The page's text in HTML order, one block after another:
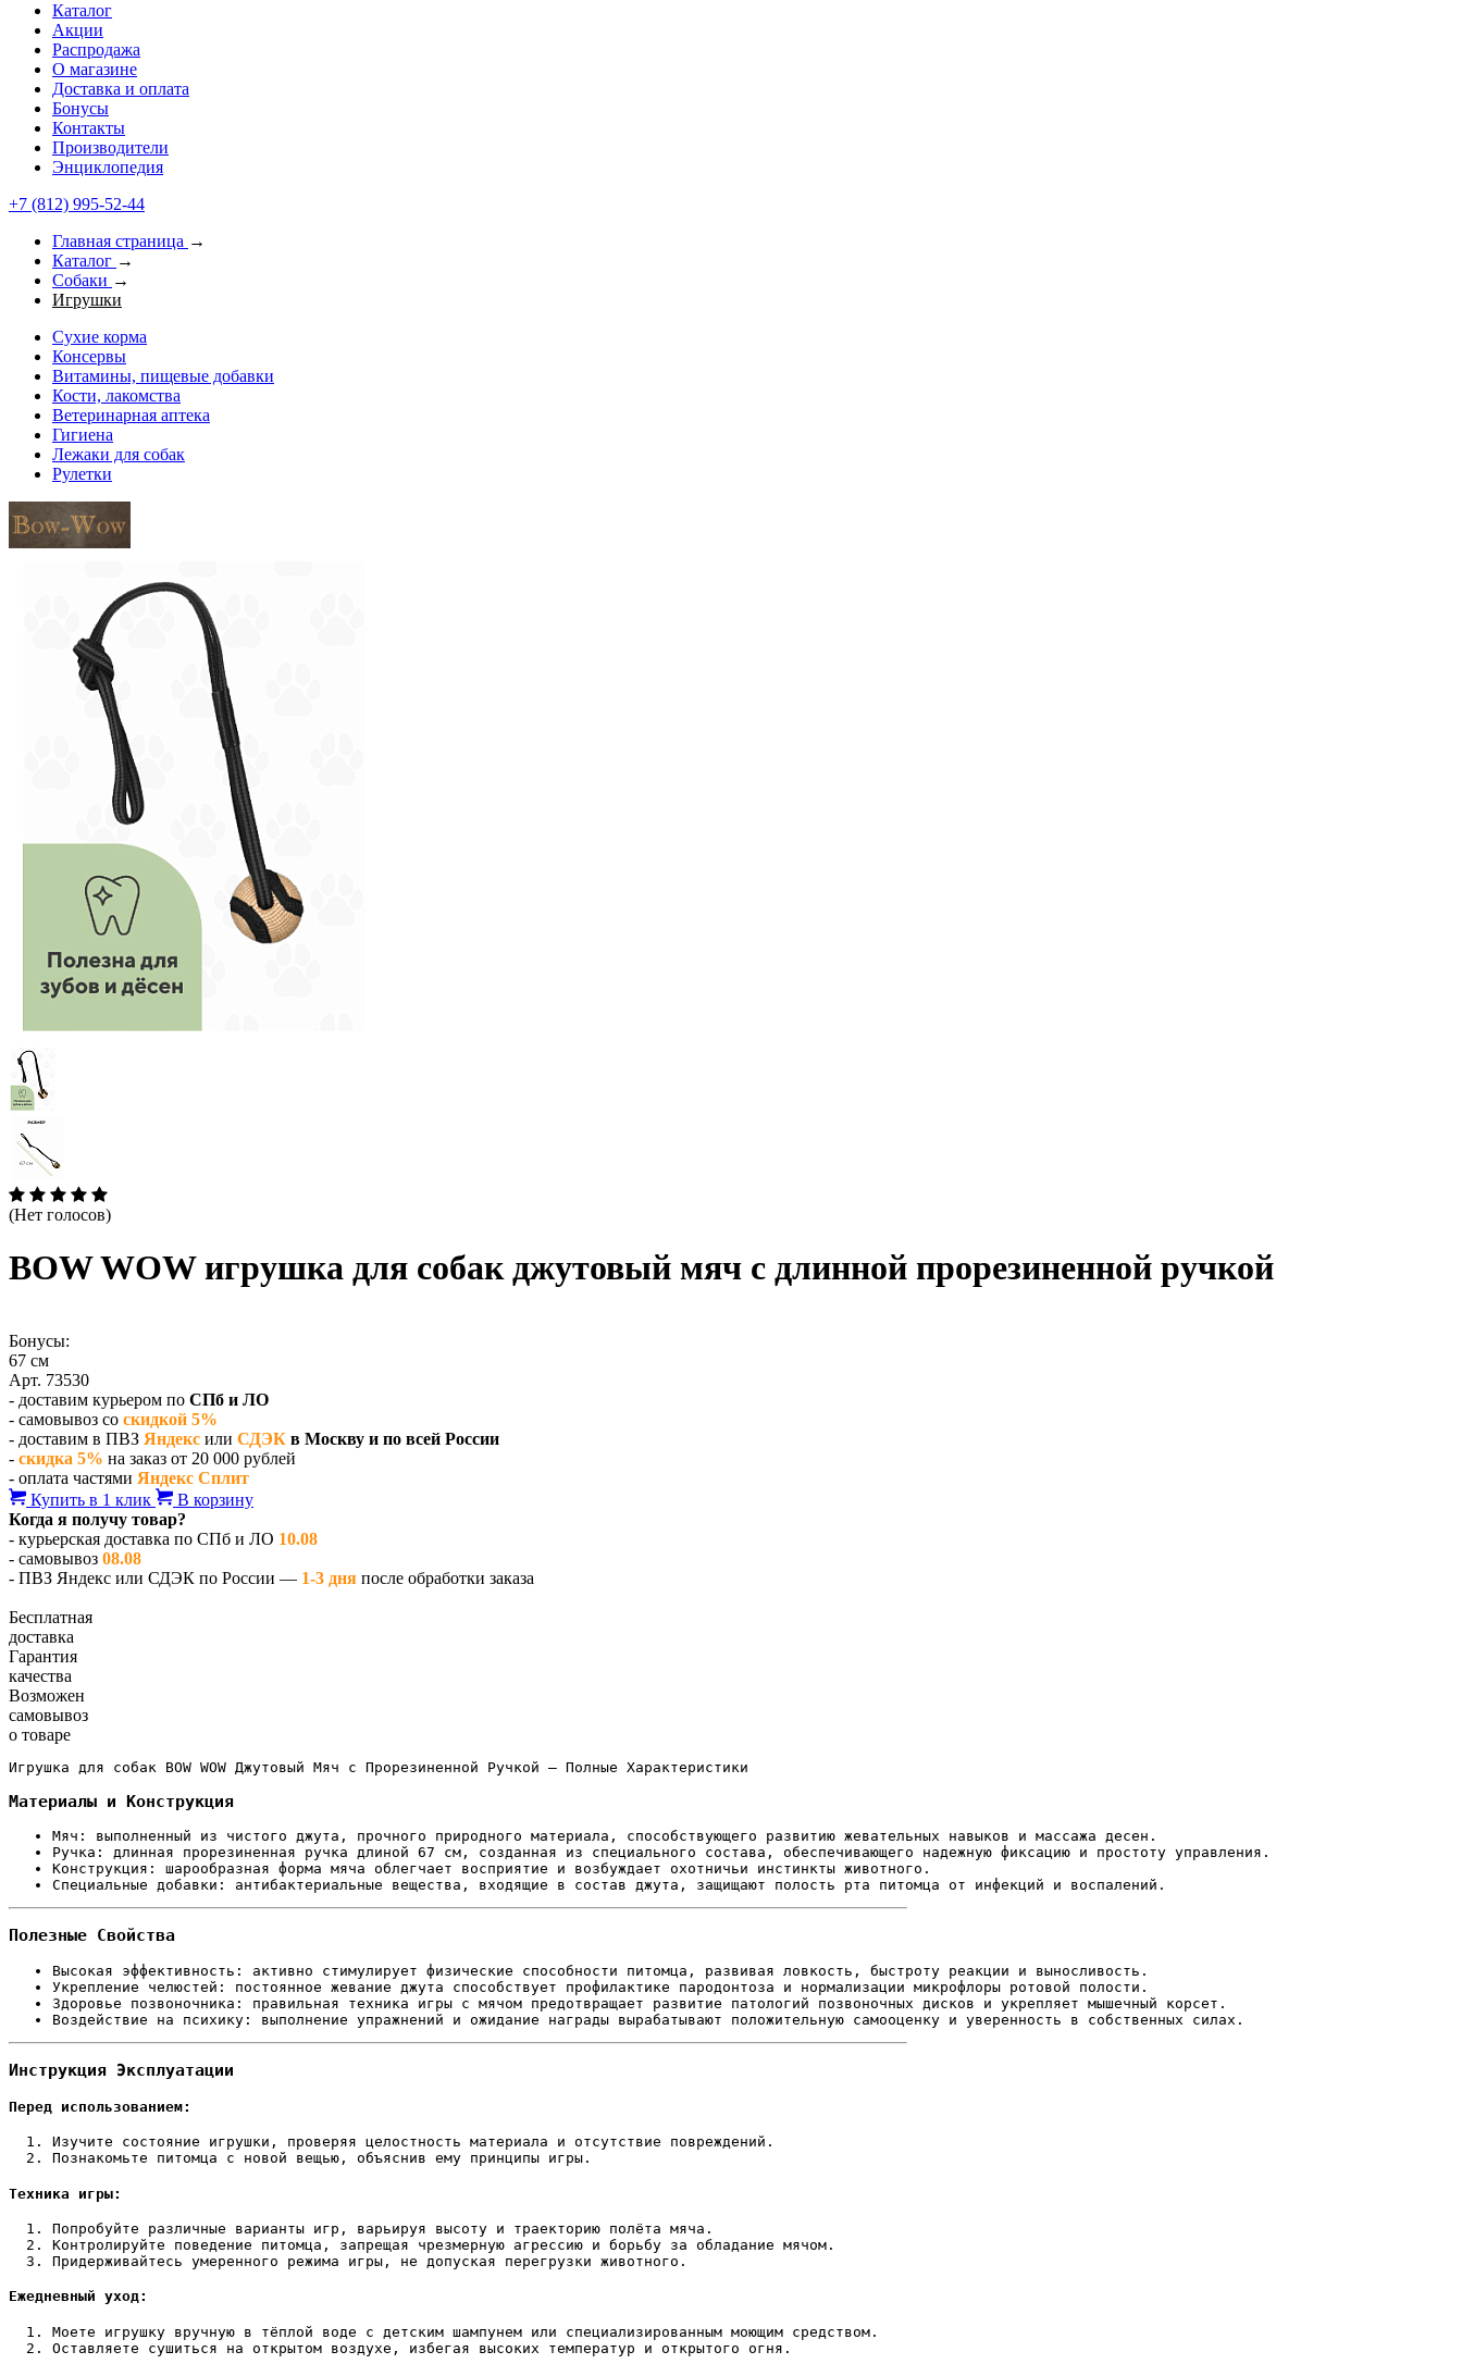
Каталог
Акции
Распродажа
О магазине
Доставка и оплата
Бонусы
Контакты
Производители
Энциклопедия
+7 (812) 995-52-44
Главная страница →
Каталог →
Собаки →
Игрушки
Сухие корма
Консервы
Витамины, пищевые добавки
Кости, лакомства
Ветеринарная аптека
Гигиена
Лежаки для собак
Рулетки
(Нет голосов)
BOW WOW игрушка для собак джутовый мяч с длинной прорезиненной ручкой
Бонусы:
67 см
Арт. 73530
- доставим курьером по СПб и ЛО
- самовывоз со скидкой 5%
- доставим в ПВЗ Яндекс или СДЭК в Москву и по всей России
- скидка 5% на заказ от 20 000 рублей
- оплата частями Яндекс Сплит
Купить в 1 клик
В корзину
Когда я получу товар?
- курьерская доставка по СПб и ЛО 10.08
- самовывоз 08.08
- ПВЗ Яндекс или СДЭК по России — 1-3 дня после обработки заказа
Бесплатная
доставка
Гарантия
качества
Возможен
самовывоз
о товаре
Игрушка для собак BOW WOW Джутовый Мяч с Прорезиненной Ручкой — Полные Характеристики
Материалы и Конструкция
Мяч: выполненный из чистого джута, прочного природного материала, способствующего развитию жевательных навыков и массажа десен.
Ручка: длинная прорезиненная ручка длиной 67 см, созданная из специального состава, обеспечивающего надежную фиксацию и простоту управления.
Конструкция: шарообразная форма мяча облегчает восприятие и возбуждает охотничьи инстинкты животного.
Специальные добавки: антибактериальные вещества, входящие в состав джута, защищают полость рта питомца от инфекций и воспалений.
Полезные Свойства
Высокая эффективность: активно стимулирует физические способности питомца, развивая ловкость, быстроту реакции и выносливость.
Укрепление челюстей: постоянное жевание джута способствует профилактике пародонтоза и нормализации микрофлоры ротовой полости.
Здоровье позвоночника: правильная техника игры с мячом предотвращает развитие патологий позвоночных дисков и укрепляет мышечный корсет.
Воздействие на психику: выполнение упражнений и ожидание награды вырабатывают положительную самооценку и уверенность в собственных силах.
Инструкция Эксплуатации
Перед использованием:
Изучите состояние игрушки, проверяя целостность материала и отсутствие повреждений.
Познакомьте питомца с новой вещью, объяснив ему принципы игры.
Техника игры:
Попробуйте различные варианты игр, варьируя высоту и траекторию полёта мяча.
Контролируйте поведение питомца, запрещая чрезмерную агрессию и борьбу за обладание мячом.
Придерживайтесь умеренного режима игры, не допуская перегрузки животного.
Ежедневный уход:
Моете игрушку вручную в тёплой воде с детским шампунем или специализированным моющим средством.
Оставляете сушиться на открытом воздухе, избегая высоких температур и открытого огня.